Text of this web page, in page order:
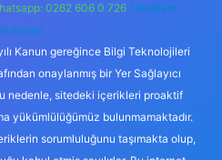
0262 606 0 726 Telegram:
Kanun gereğince Bilgi Teknolojileri
onaylanmış bir Yer Sağlayıcı
nedenle, sitedeki içerikleri proaktif
yükümlülüğümüz bulunmamaktadır.
sorumluluğunu taşımakta olup,